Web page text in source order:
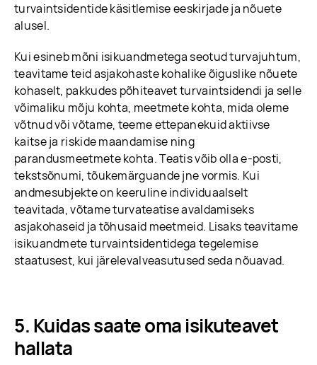
turvaintsidentide käsitlemise eeskirjade ja nõuete
alusel.
Kui esineb mõni isikuandmetega seotud turvajuhtum,
teavitame teid asjakohaste kohalike õiguslike nõuete
kohaselt, pakkudes põhiteavet turvaintsidendi ja selle
võimaliku mõju kohta, meetmete kohta, mida oleme
võtnud või võtame, teeme ettepanekuid aktiivse
kaitse ja riskide maandamise ning
parandusmeetmete kohta. Teatis võib olla e-posti,
tekstsõnumi, tõukemärguande jne vormis. Kui
andmesubjekte on keeruline individuaalselt
teavitada, võtame turvateatise avaldamiseks
asjakohaseid ja tõhusaid meetmeid. Lisaks teavitame
isikuandmete turvaintsidentidega tegelemise
staatusest, kui järelevalveasutused seda nõuavad.
Kuidas saate oma isikuteavet
hallata